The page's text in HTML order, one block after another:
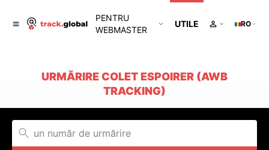
PENTRU
WEBMASTER
UTILE RO
URMĂRIRE COLET ESPOIRER (AWB
TRACKING)